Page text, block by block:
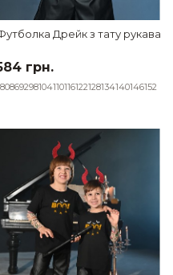
Дрейк з тату
грн.
80869298104110116122128134140146152